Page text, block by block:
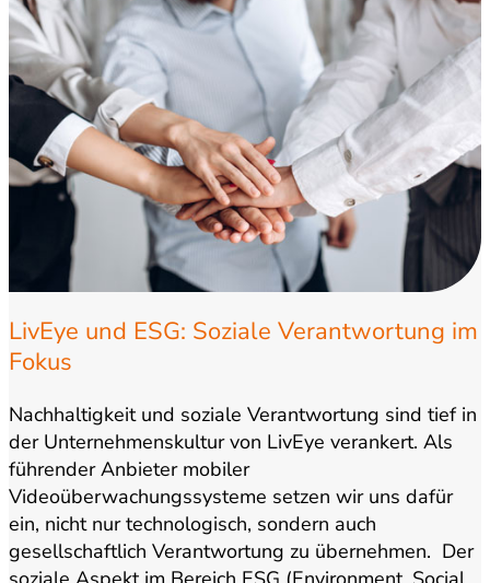
LivEye und ESG: Soziale Verantwortung im
Fokus
Nachhaltigkeit und soziale Verantwortung sind tief in
der Unternehmenskultur von LivEye verankert. Als
führender Anbieter mobiler
Videoüberwachungssysteme setzen wir uns dafür
ein, nicht nur technologisch, sondern auch
gesellschaftlich Verantwortung zu übernehmen. Der